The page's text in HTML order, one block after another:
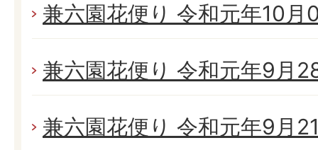
兼六園花便り 令和元年10月
兼六園花便り 令和元年9月
兼六園花便り 令和元年9月